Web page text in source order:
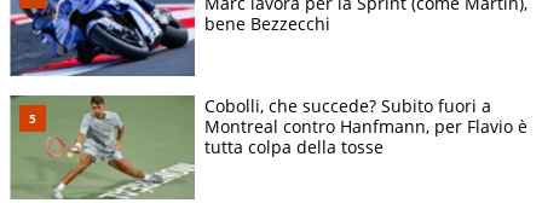
bene Bezzecchi
Cobolli, che succede? Subito fuori a
Montreal contro Hanfmann, per Flavio è
tutta colpa della tosse